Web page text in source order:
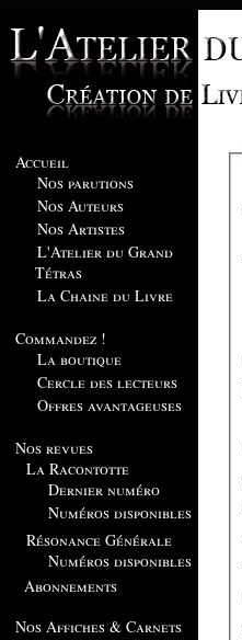
Accueil
Nos parutions
Nos Auteurs
Nos Artistes
L'Atelier du Grand
Tétras
La Chaine du Livre
Commandez !
La boutique
Cercle des lecteurs
Offres avantageuses
Nos revues
La Racontotte
Dernier numéro
Numéros disponibles
Résonance Générale
Numéros disponibles
Abonnements
Nos Affiches & Carnets